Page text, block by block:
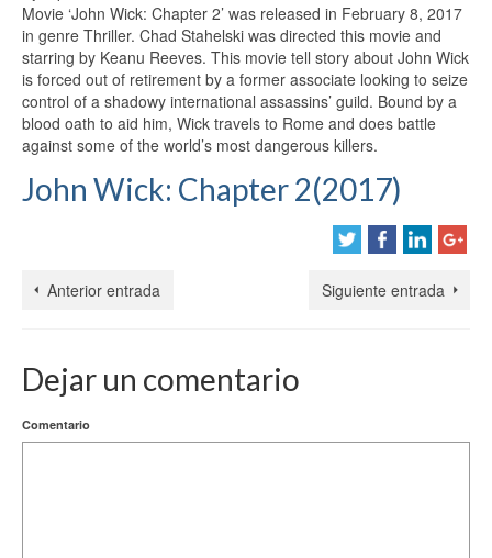
Movie ‘John Wick: Chapter 2’ was released in February 8, 2017
in genre Thriller. Chad Stahelski was directed this movie and
starring by Keanu Reeves. This movie tell story about John Wick
is forced out of retirement by a former associate looking to seize
control of a shadowy international assassins’ guild. Bound by a
blood oath to aid him, Wick travels to Rome and does battle
against some of the world’s most dangerous killers.
John Wick: Chapter 2(2017)
Anterior entrada Siguiente entrada
Dejar un comentario
Comentario